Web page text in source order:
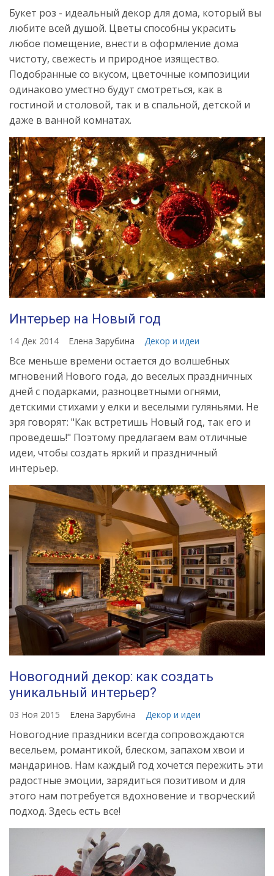
Букет роз - идеальный декор для дома, который вы
любите всей душой. Цветы способны украсить
любое помещение, внести в оформление дома
чистоту, свежесть и природное изящество.
Подобранные со вкусом, цветочные композиции
одинаково уместно будут смотреться, как в
гостиной и столовой, так и в спальной, детской и
даже в ванной комнатах.
Интерьер на Новый год
14 Дек 2014 Елена Зарубина Декор и идеи
Все меньше времени остается до волшебных
мгновений Нового года, до веселых праздничных
дней с подарками, разноцветными огнями,
детскими стихами у елки и веселыми гуляньями. Не
зря говорят: "Как встретишь Новый год, так его и
проведешь!" Поэтому предлагаем вам отличные
идеи, чтобы создать яркий и праздничный
интерьер.
Новогодний декор: как создать
уникальный интерьер?
03 Ноя 2015 Елена Зарубина Декор и идеи
Новогодние праздники всегда сопровождаются
весельем, романтикой, блеском, запахом хвои и
мандаринов. Нам каждый год хочется пережить эти
радостные эмоции, зарядиться позитивом и для
этого нам потребуется вдохновение и творческий
подход. Здесь есть все!